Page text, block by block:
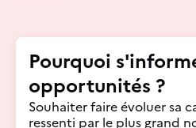
Pourquoi
opportunités ?
Souhaiter faire évoluer sa
ressenti par le plus grand